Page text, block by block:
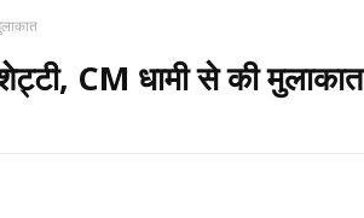
CM धामी से की मुलाकात